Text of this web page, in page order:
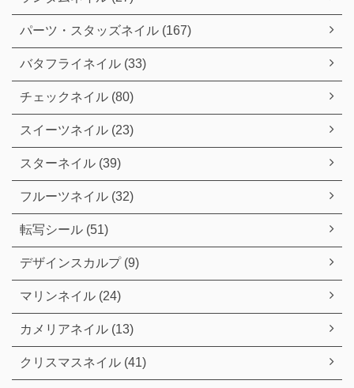
パーツ・スタッズネイル (167)
バタフライネイル (33)
チェックネイル (80)
スイーツネイル (23)
スターネイル (39)
フルーツネイル (32)
転写シール (51)
デザインスカルプ (9)
マリンネイル (24)
カメリアネイル (13)
クリスマスネイル (41)